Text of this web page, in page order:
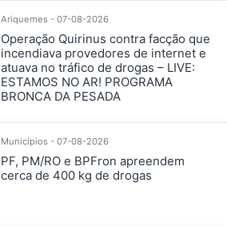
Ariquemes - 07-08-2026
Operação Quirinus contra facção que
incendiava provedores de internet e
atuava no tráfico de drogas – LIVE:
ESTAMOS NO AR! PROGRAMA
BRONCA DA PESADA
Municípios - 07-08-2026
PF, PM/RO e BPFron apreendem
cerca de 400 kg de drogas